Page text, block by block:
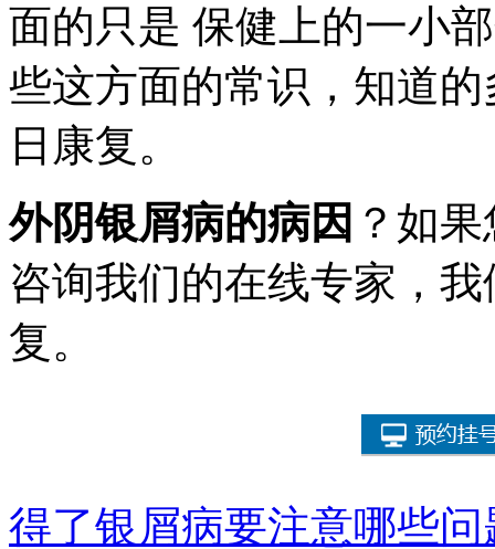
面的只是 保健上的一小
些这方面的常识，知道
日康复。
外阴银屑病的病因 ？如
咨询我们的在线专家，
复。
得了银屑病要注意哪些问